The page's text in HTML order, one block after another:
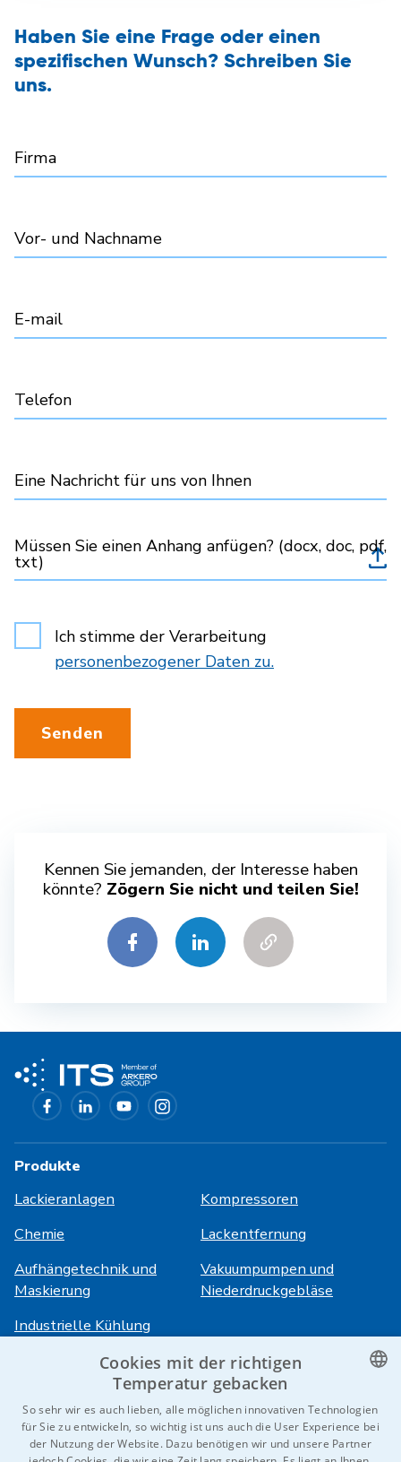
Haben Sie eine Frage oder einen
spezifischen Wunsch? Schreiben Sie
uns.
Firma
Vor- und Nachname
E-mail
Telefon
Eine Nachricht für uns von Ihnen
Müssen Sie einen Anhang anfügen? (docx, doc, pdf,
txt)
Ich stimme der Verarbeitung
personenbezogener Daten zu.
Senden
Kennen Sie jemanden, der Interesse haben
könnte? Zögern Sie nicht und teilen Sie!
Produkte
Lackieranlagen
Kompressoren
Chemie
Lackentfernung
Aufhängetechnik und
Maskierung
Vakuumpumpen und
Niederdruckgebläse
Industrielle Kühlung
Dienstleistungen
Über ITS
Karriere
Anmeldung
HiVision
Technische Datenblätter
CZECH
Cookies mit der richtigen
Temperatur gebacken
So sehr wir es auch lieben, alle möglichen innovativen Technologien
für Sie zu entwickeln, so wichtig ist uns auch die User Experience bei
der Nutzung der Website. Dazu benötigen wir und unsere Partner